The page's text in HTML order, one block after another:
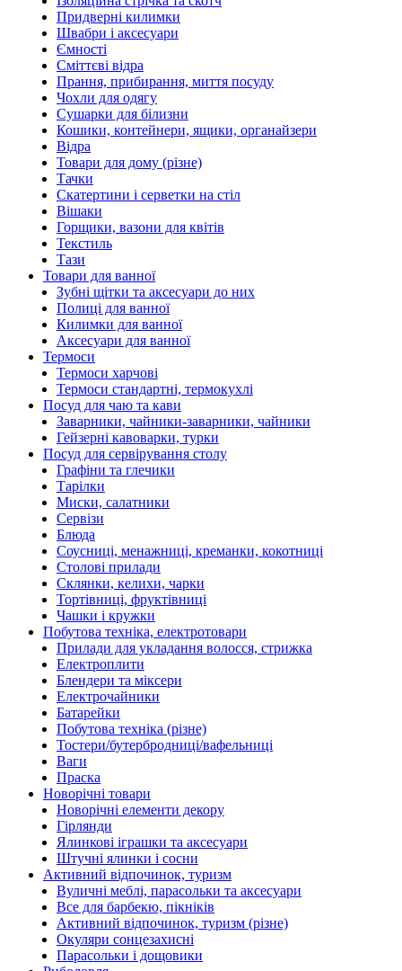
Придверні килимки
Швабри і аксесуари
Ємності
Сміттєві відра
Прання, прибирання, миття посуду
Чохли для одягу
Сушарки для білизни
Кошики, контейнери, ящики, органайзери
Відра
Товари для дому (різне)
Тачки
Скатертини і серветки на стіл
Вішаки
Горщики, вазони для квітів
Текстиль
Тази
Товари для ванної
Зубні щітки та аксесуари до них
Полиці для ванної
Килимки для ванної
Аксесуари для ванної
Термоси
Термоси харчові
Термоси стандартні, термокухлі
Посуд для чаю та кави
Заварники, чайники-заварники, чайники
Гейзерні кавоварки, турки
Посуд для сервірування столу
Графіни та глечики
Тарілки
Миски, салатники
Сервізи
Блюда
Соусниці, менажниці, креманки, кокотниці
Столові прилади
Склянки, келихи, чарки
Тортівниці, фруктівниці
Чашки і кружки
Побутова техніка, електротовари
Прилади для укладання волосся, стрижка
Електроплити
Блендери та міксери
Електрочайники
Батарейки
Побутова техніка (різне)
Тостери/бутербродниці/вафельниці
Ваги
Праска
Новорічні товари
Новорічні елементи декору
Гірлянди
Ялинкові іграшки та аксесуари
Штучні ялинки і сосни
Активний відпочинок, туризм
Вуличні меблі, парасольки та аксесуари
Все для барбекю, пікніків
Активний відпочинок, туризм (різне)
Окуляри сонцезахисні
Парасольки і дощовики